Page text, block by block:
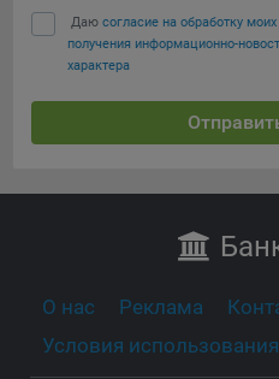
Даю согласие на обработку
получения информационно-
характера
О нас Реклама
Условия использования